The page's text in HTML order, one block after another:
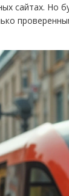
сайтах. Но